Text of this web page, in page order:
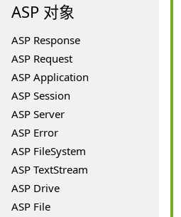
ASP 对象
ASP Response
ASP Request
ASP Application
ASP Session
ASP Server
ASP Error
ASP FileSystem
ASP TextStream
ASP Drive
ASP File